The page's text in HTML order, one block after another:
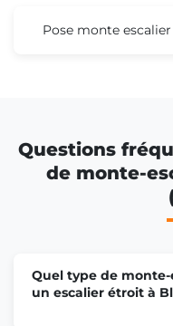
Pose monte
Questions
de monte-
Quel type de
un escalier étroit à